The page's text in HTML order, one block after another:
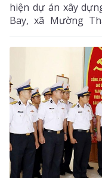
hiện dự án xây
Bay, xã Mường
Thiếu tướng
viện Hậu Cần,
nhiệm Hậu cần -
cán bộ Học viện